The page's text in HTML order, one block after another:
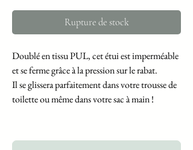
Rupture de stock
Doublé en tissu PUL, cet étui est imperméable
et se ferme grâce à la pression sur le rabat.
Il se glissera parfaitement dans votre trousse de
toilette ou même dans votre sac à main !
Dimensions : 20×9cm